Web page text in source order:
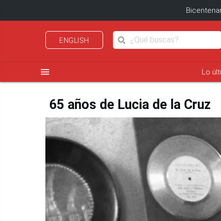
ENGLISH
menu Lo
65 años de Lucia de la Cruz